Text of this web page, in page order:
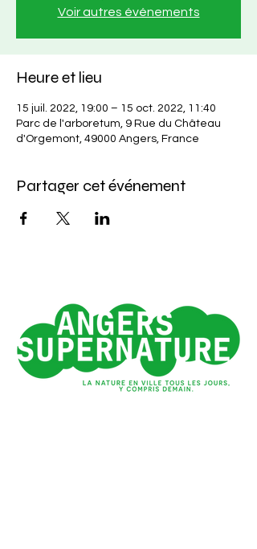
Voir autres événements
Heure et lieu
15 juil. 2022, 19:00 – 15 oct. 2022, 11:40
Parc de l'arboretum, 9 Rue du Château
d'Orgemont, 49000 Angers, France
Partager cet événement